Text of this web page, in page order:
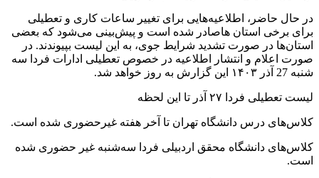
در حال حاضر، اطلاعیه‌هایی برای تغییر ساعات کاری و تعطیلی
برای برخی استان هاصادر شده است و پیش‌بینی می‌شود که بعضی
استان‌ها در صورت تشدید شرایط جوی، به این لیست بپیوندند. در
صورت اعلام و انتشار اطلاعیه در خصوص تعطیلی ادارات فردا سه
شنبه 27 آذر ۱۴۰۳ این گزارش به روز خواهد شد.
لیست تعطیلی فردا ۲۷ آذر تا این لحظه
کلاس‌های درس دانشگاه تهران تا آخر هفته غیرحضوری شده است.
کلاس‌های دانشگاه محقق اردبیلی فردا سه‌شنبه غیر حضوری شده
است.